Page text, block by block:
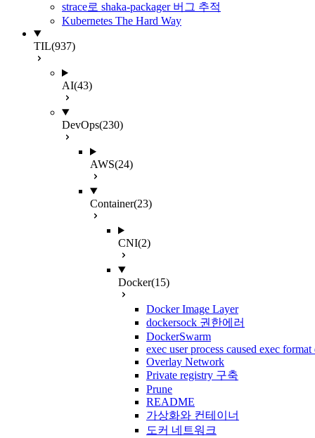
strace로 shaka-packager 버그 추적
Kubernetes The Hard Way
TIL(937)
AI(43)
DevOps(230)
AWS(24)
Container(23)
CNI(2)
Docker(15)
Docker Image Layer
dockersock 권한에러
DockerSwarm
exec user process caused exec format
Overlay Network
Private registry 구축
Prune
README
가상화와 컨테이너
도커 네트워크